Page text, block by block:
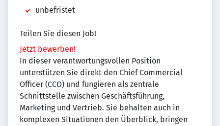
unbefristet
Teilen Sie diesen Job!
Jetzt bewerben!
In dieser verantwortungsvollen Position
unterstützen Sie direkt den Chief Commercial
Officer (CCO) und fungieren als zentrale
Schnittstelle zwischen Geschäftsführung,
Marketing und Vertrieb. Sie behalten auch in
komplexen Situationen den Überblick, bringen